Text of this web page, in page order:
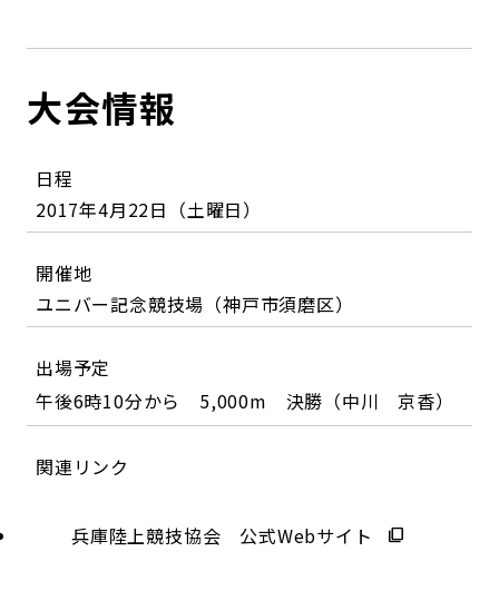
大会情報
日程
2017年4月22日（土曜日）
開催地
ユニバー記念競技場（神戸市須磨区）
出場予定
午後6時10分から 5,000m 決勝（中川 京香）
関連リンク
兵庫陸上競技協会 公式Webサイト